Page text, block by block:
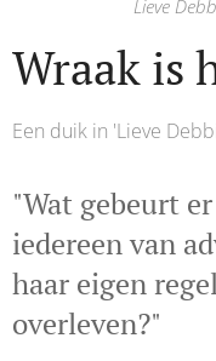
Lieve
Wraak is
Een duik in 'Lieve
"Wat gebeurt
iedereen van
haar eigen
overleven?"